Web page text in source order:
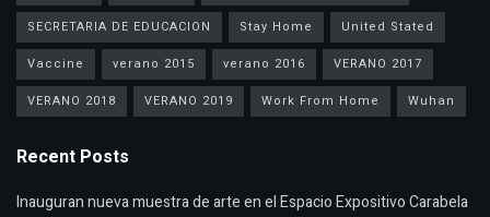
SECRETARIA DE EDUCACION
Stay Home
United Stated
Vaccine
verano 2015 verano 2016
VERANO 2017
VERANO 2018
VERANO 2019 Work From Home Wuhan
Recent Posts
Inauguran nueva muestra de arte en el Espacio Expositivo Carabela